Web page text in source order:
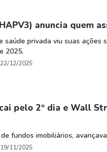
anuncia quem
saúde privada viu suas ações
2025.
12/2025
pelo 2º dia e Wall
de fundos imobiliários,
11/2025